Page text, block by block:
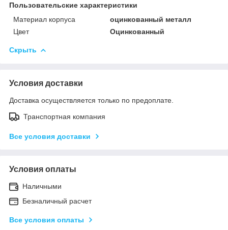
Пользовательские характеристики
Материал корпуса
оцинкованный металл
Цвет
Оцинкованный
Скрыть
Условия доставки
Доставка осуществляется только по предоплате.
Транспортная компания
Все условия доставки
Условия оплаты
Наличными
Безналичный расчет
Все условия оплаты